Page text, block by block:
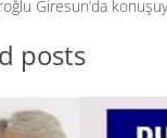
n
Giresun’da
posts